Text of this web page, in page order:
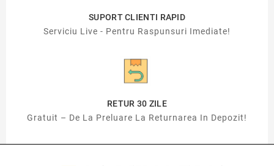
SUPORT CLIENTI RAPID
Serviciu Live - Pentru Raspunsuri Imediate!
RETUR 30 ZILE
Gratuit – De La Preluare La Returnarea In Depozit!